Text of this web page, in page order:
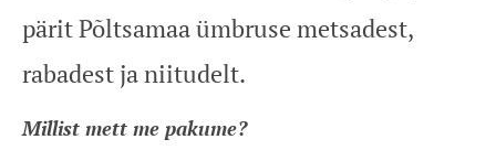
pärit Põltsamaa ümbruse metsadest,
rabadest ja niitudelt.
Millist mett me pakume?